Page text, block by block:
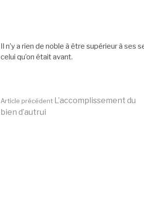
Il n’y a rien de noble à être supérieur à
celui qu’on était avant.
Lire
Article précédent L’accomplissement du
bien d’autrui